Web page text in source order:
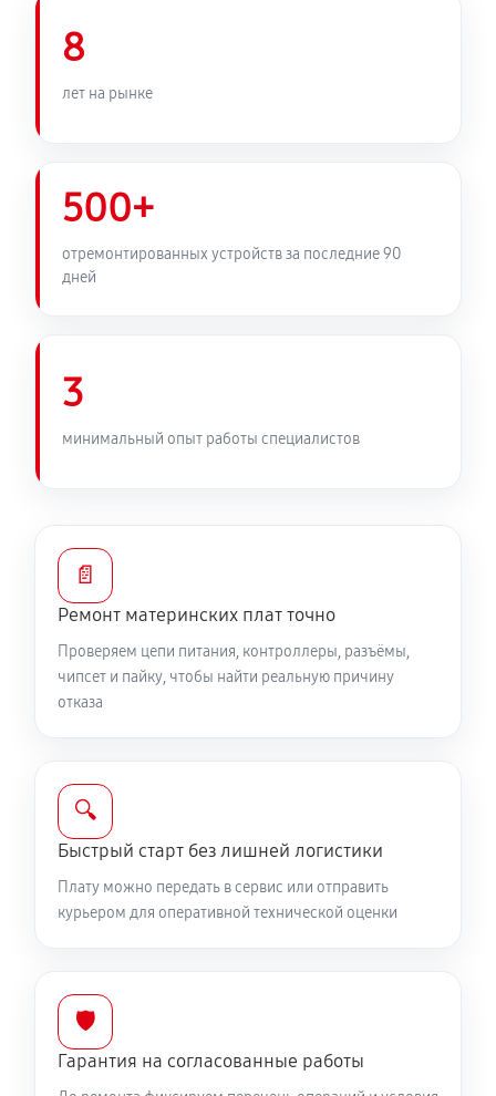
8
лет на рынке
500+
отремонтированных устройств за последние 90
дней
3
минимальный опыт работы специалистов
📄
Ремонт материнских плат точно
Проверяем цепи питания, контроллеры, разъёмы,
чипсет и пайку, чтобы найти реальную причину
отказа
🔍
Быстрый старт без лишней логистики
Плату можно передать в сервис или отправить
курьером для оперативной технической оценки
🛡️
Гарантия на согласованные работы